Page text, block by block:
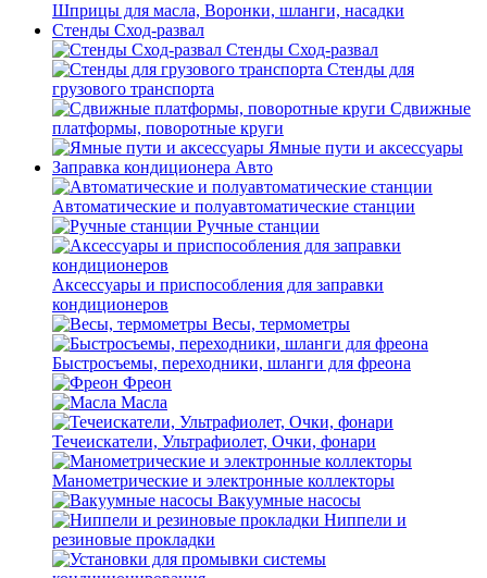
Шприцы для масла, Воронки, шланги, насадки
Стенды Сход-развал
Стенды Сход-развал
Стенды для
грузового транспорта
Сдвижные
платформы, поворотные круги
Ямные пути и аксессуары
Заправка кондиционера Авто
Автоматические и полуавтоматические станции
Ручные станции
Аксессуары и приспособления для заправки
кондиционеров
Весы, термометры
Быстросъемы, переходники, шланги для фреона
Фреон
Масла
Течеискатели, Ультрафиолет, Очки, фонари
Манометрические и электронные коллекторы
Вакуумные насосы
Ниппели и
резиновые прокладки